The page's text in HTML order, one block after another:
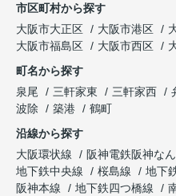
市区町村から探す
大阪市大正区
大阪市港区
大阪市福島区
大阪市西区
町名から探す
泉尾
三軒家東 三軒家西
波除
築港
鶴町
沿線から探す
大阪環状線
阪神電鉄阪神な
地下鉄中央線
桜島線 地下
阪神本線
地下鉄四つ橋線